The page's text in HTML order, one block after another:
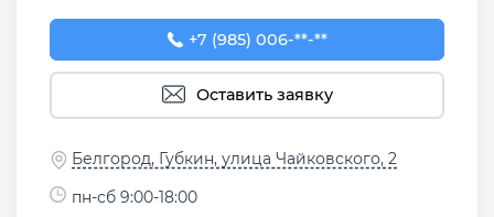
+7 (985) 006-78-87
+7 (985) 006-**-**
Оставить заявку
Белгород, Губкин, улица Чайковского, 2
пн-сб 9:00-18:00